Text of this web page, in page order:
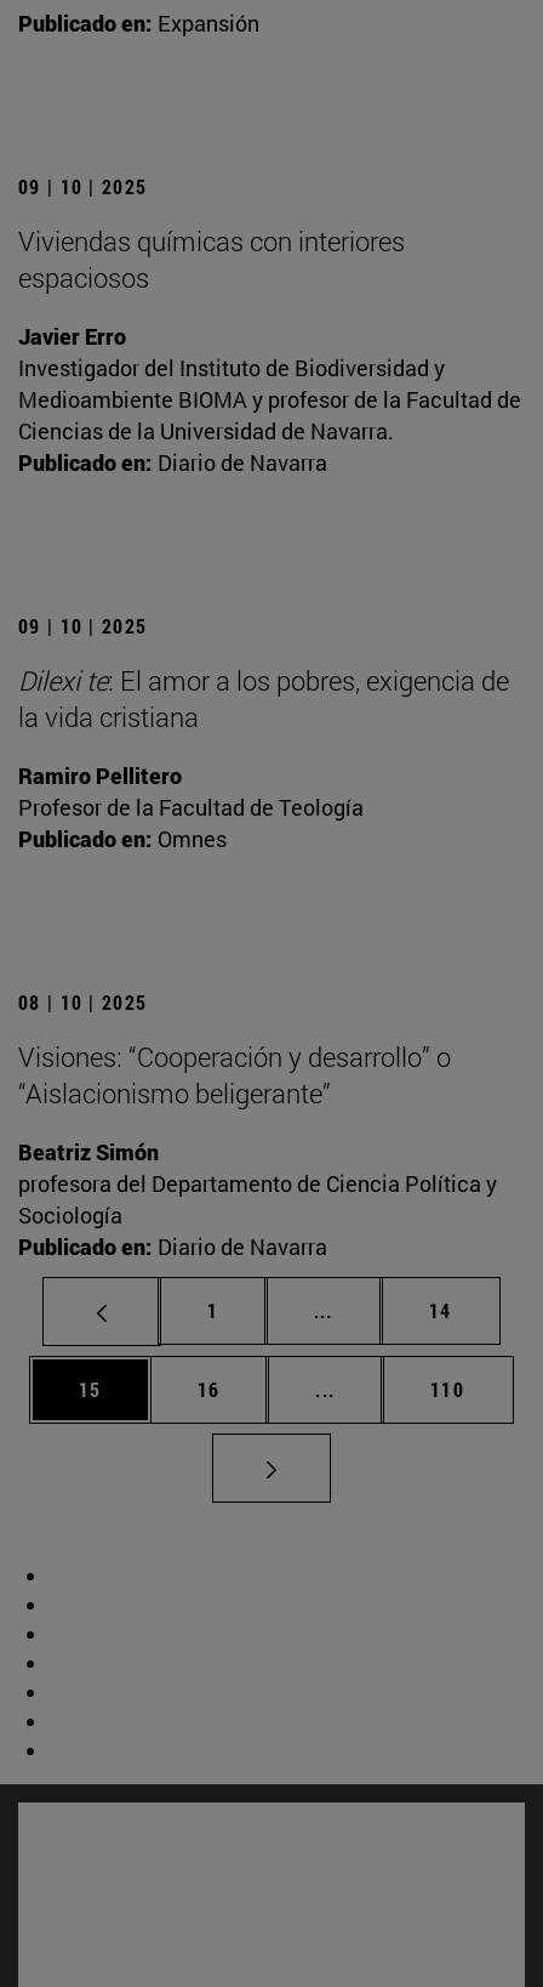
Publicado en: Expansión
09 | 10 | 2025
Viviendas químicas con interiores
espaciosos
Javier Erro
Investigador del Instituto de Biodiversidad y
Medioambiente BIOMA y profesor de la Facultad de
Ciencias de la Universidad de Navarra.
Publicado en: Diario de Navarra
09 | 10 | 2025
Dilexi te: El amor a los pobres, exigencia de
la vida cristiana
Ramiro Pellitero
Profesor de la Facultad de Teología
Publicado en: Omnes
08 | 10 | 2025
Visiones: “Cooperación y desarrollo” o
“Aislacionismo beligerante”
Beatriz Simón
profesora del Departamento de Ciencia Política y
Sociología
Publicado en: Diario de Navarra
Página
1 ... Páginas intermedias
Página
14
Página
15 Página
16 ... Páginas intermedias
Página
110